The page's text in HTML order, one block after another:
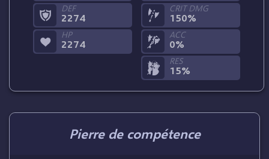
DEF
2274
HP
2274
CRIT DMG
150%
ACC
0%
RES
15%
Pierre de compétence